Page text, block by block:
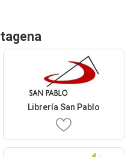
Librería San Pablo